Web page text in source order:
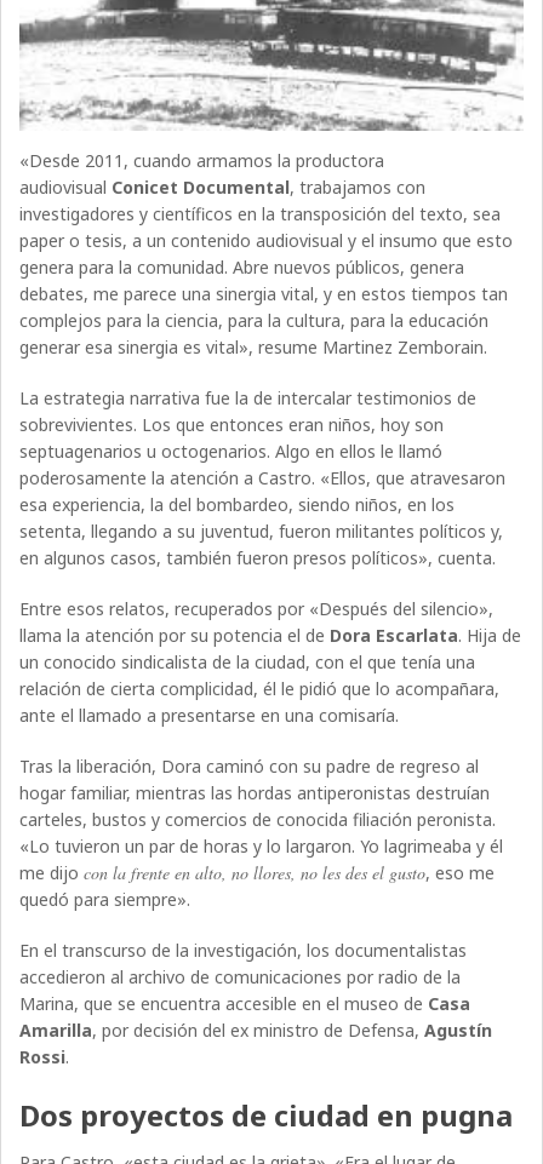
«Desde 2011, cuando armamos la productora
audiovisual Conicet Documental, trabajamos con
investigadores y científicos en la transposición del texto, sea
paper o tesis, a un contenido audiovisual y el insumo que esto
genera para la comunidad. Abre nuevos públicos, genera
debates, me parece una sinergia vital, y en estos tiempos tan
complejos para la ciencia, para la cultura, para la educación
generar esa sinergia es vital», resume Martinez Zemborain.
La estrategia narrativa fue la de intercalar testimonios de
sobrevivientes. Los que entonces eran niños, hoy son
septuagenarios u octogenarios. Algo en ellos le llamó
poderosamente la atención a Castro. «Ellos, que atravesaron
esa experiencia, la del bombardeo, siendo niños, en los
setenta, llegando a su juventud, fueron militantes políticos y,
en algunos casos, también fueron presos políticos», cuenta.
Entre esos relatos, recuperados por «Después del silencio»,
llama la atención por su potencia el de Dora Escarlata. Hija de
un conocido sindicalista de la ciudad, con el que tenía una
relación de cierta complicidad, él le pidió que lo acompañara,
ante el llamado a presentarse en una comisaría.
Tras la liberación, Dora caminó con su padre de regreso al
hogar familiar, mientras las hordas antiperonistas destruían
carteles, bustos y comercios de conocida filiación peronista.
«Lo tuvieron un par de horas y lo largaron. Yo lagrimeaba y él
me dijocon la frente en alto, no llores, no les des el gusto, eso me
quedó para siempre».
En el transcurso de la investigación, los documentalistas
accedieron al archivo de comunicaciones por radio de la
Marina, que se encuentra accesible en el museo de Casa
Amarilla, por decisión del ex ministro de Defensa,Agustín
Rossi.
Dos proyectos de ciudad en pugna